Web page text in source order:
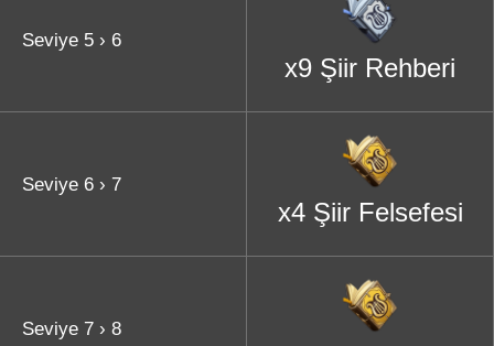
Seviye 5 › 6
x9 Şiir Rehberi
Seviye 6 › 7
x4 Şiir Felsefesi
Seviye 7 › 8